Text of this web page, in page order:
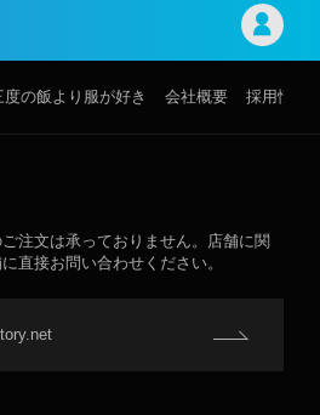
度の飯より服が好き 会社概要 採用情報
注文は承っておりません。店舗に関
直接お問い合わせください。